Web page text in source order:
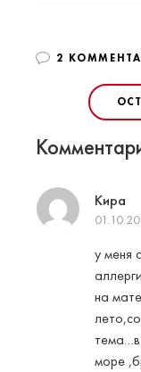
2
Кира
у меня
на
море